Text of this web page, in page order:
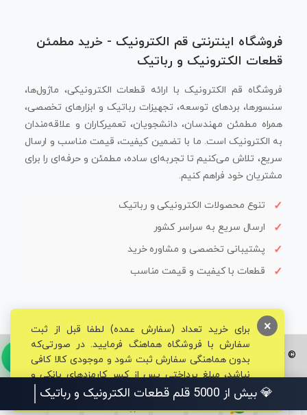
فروشگاه اینترنتی قم الکترونیک - خرید مطمئن
قطعات الکترونیک و رباتیک
فروشگاه قم الکترونیک با ارائه قطعات الکترونیکی، ماژول‌ها،
سنسورها، بردهای توسعه، تجهیزات رباتیک و ابزارهای تخصصی،
همراه مطمئن مهندسان، دانشجویان، تعمیرکاران و علاقه‌مندان
به الکترونیک است. ما با تضمین کیفیت، قیمت مناسب و ارسال
سریع، تلاش می‌کنیم تا تجربه‌ای ساده، مطمئن و حرفه‌ای را برای
مشتریان خود فراهم کنیم.
تنوع محصولات الکترونیکی و رباتیک
ارسال سریع به سراسر کشور
پشتیبانی تخصصی و مشاوره خرید
قطعات با کیفیت و قیمت مناسب
© تمامی حقوق برای فروشگاه تخصصی قم الکترونیک محفوظ می‌باشد.
برای خرید تعداد (سفارش عمده) لطفا قبل از ثبت
سفارش با فروشگاه هماهنگ فرمایید. در صورتی‌که
بدون هماهنگی سفارش ثبت شود و موجودی کالا کافی
نباشد، مبلغ پرداختی پس از کسر کارمزدهای بانکی و
مالیاتی به حساب شما بازگشت داده خواهد شد.
×
💎 بیش از 5000 قلم قطعات الکترونیک و رباتیک